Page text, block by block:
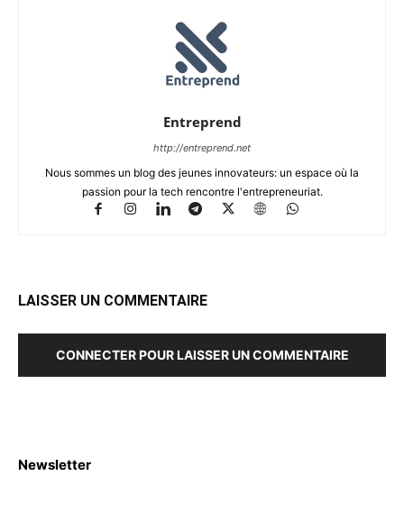
Entreprend
http://entreprend.net
Nous sommes un blog des jeunes innovateurs: un espace où la
passion pour la tech rencontre l'entrepreneuriat.
LAISSER UN COMMENTAIRE
CONNECTER POUR LAISSER UN COMMENTAIRE
Newsletter